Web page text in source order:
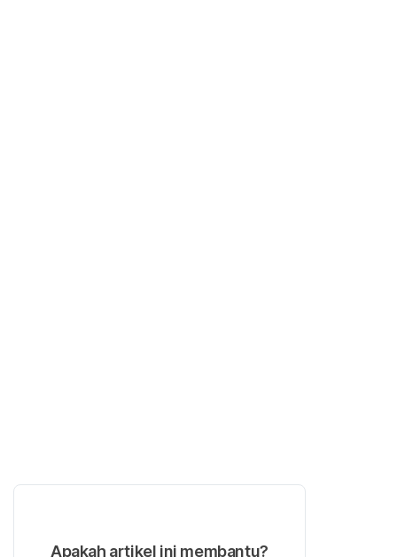
Apakah artikel ini membantu?